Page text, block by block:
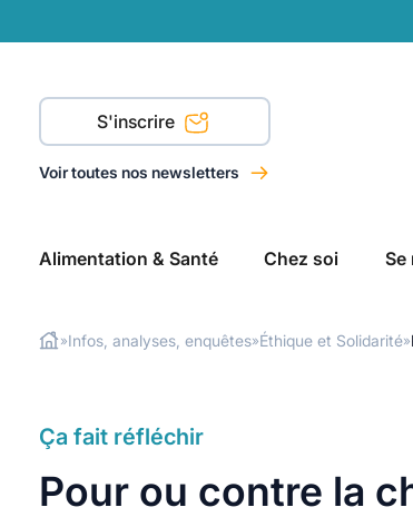
S'inscrire
Voir toutes nos newsletters
Alimentation & Santé
Chez soi Se
»Infos, analyses, enquêtes»Éthique et Solidarité»
Ça fait réfléchir
Pour ou contre la